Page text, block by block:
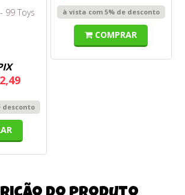
99 Toys
desconto
à vista com 5% de desconto
COMPRAR